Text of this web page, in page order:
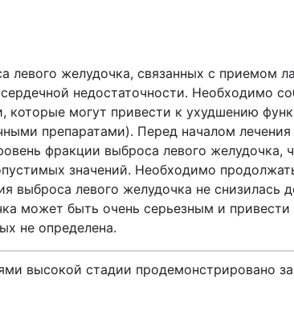
желудочка, связанных с приемом
недостаточности. Необходимо
которые могут привести к ухудшению
препаратами). Перед началом
фракции выброса левого желудочка,
значений. Необходимо
выброса левого желудочка не снизилась
может быть очень серьезным и привести
не определена.
высокой стадии продемонстрировано